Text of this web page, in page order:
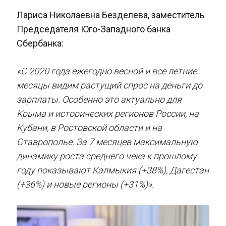
Лариса Николаевна Безделева, заместитель
Председателя Юго-Западного банка
Сбербанка:
«С 2020 года ежегодно весной и все летние
месяцывидим растущий спросна деньгидо
зарплаты. Особенно это актуально для
Крыма и исторических регионов России, на
Кубани, в Ростовской области и на
Ставрополье. За 7 месяцев максимальную
динамику роста среднего чека к прошлому
году показывают Калмыкия (+38%), Дагестан
(+36%) и новые регионы(+31%)».